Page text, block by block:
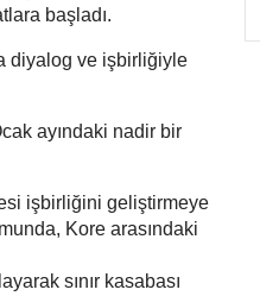
başladı.
diyalog ve işbirliğiyle
ayındaki nadir bir
işbirliğini geliştirmeye
Kore arasındaki
sınır kasabası